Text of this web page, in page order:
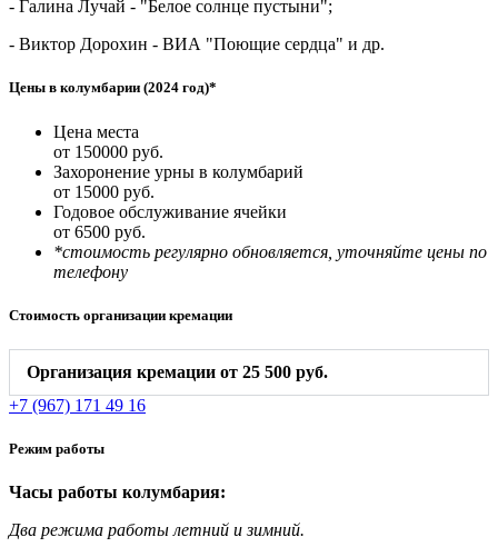
- Галина Лучай - "Белое солнце пустыни";
- Виктор Дорохин - ВИА "Поющие сердца" и др.
Цены в колумбарии (2024 год)*
Цена места
от 150000 руб.
Захоронение урны в колумбарий
от 15000 руб.
Годовое обслуживание ячейки
от 6500 руб.
*стоимость регулярно обновляется, уточняйте цены по
телефону
Стоимость организации кремации
Организация кремации от 25 500 руб.
+7 (967) 171 49 16
Режим работы
Часы работы колумбария:
Два режима работы летний и зимний.